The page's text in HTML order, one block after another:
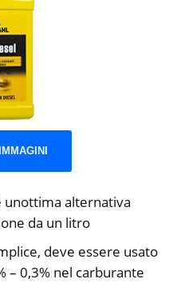
unottima alternativa
da un litro
deve essere usato
– 0,3% nel carburante